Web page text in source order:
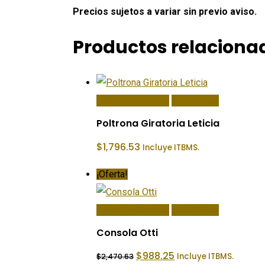
Precios sujetos a variar sin previo aviso.
Productos
Poltrona Giratoria Leticia
$1,796.53 Incluye ITBMS.
¡Oferta!
Consola Otti
$2,470.63 El
precio
$988.25 El
precio
Incluye ITBMS.